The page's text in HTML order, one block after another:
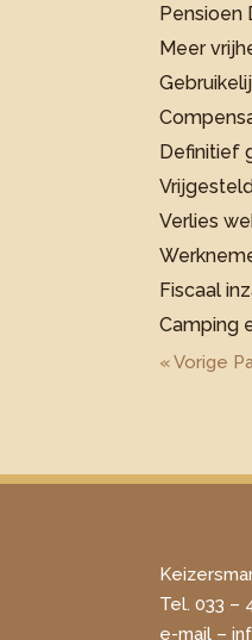
Pensioen
Meer
Definitief
Verlies
Fiscaal
Camping
« Vorige
Tel. 033 –
​e-mail –